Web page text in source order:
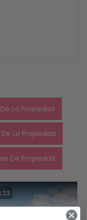
La Propiedad
La Propiedad
De Propiedad
23